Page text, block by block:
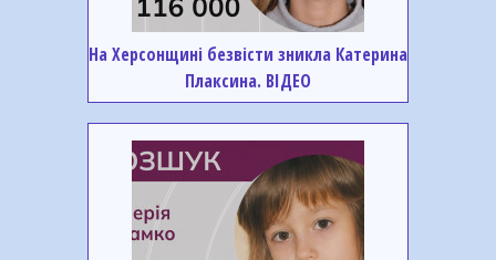
На Херсонщині безвісти зникла Катерина
Плаксина. ВІДЕО